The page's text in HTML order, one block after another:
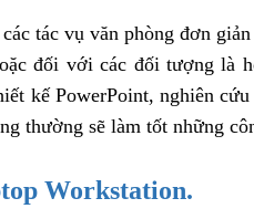
tác vụ văn phòng đơn
đối với các đối tượng là
kế PowerPoint, nghiên
thường sẽ làm tốt những
Workstation.